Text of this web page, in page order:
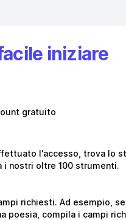
iniziare
gratuito
l'accesso, trova lo
i nostri oltre 100 strumenti.
richiesti. Ad esempio,
poesia, compila i campi